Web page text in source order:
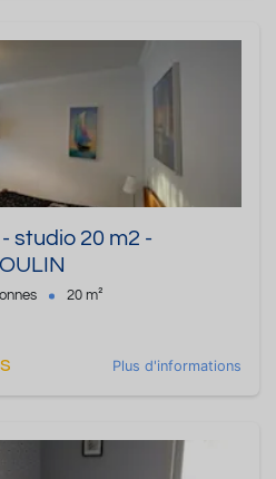
studio 20 m2 -
20 m²
Plus d'informations